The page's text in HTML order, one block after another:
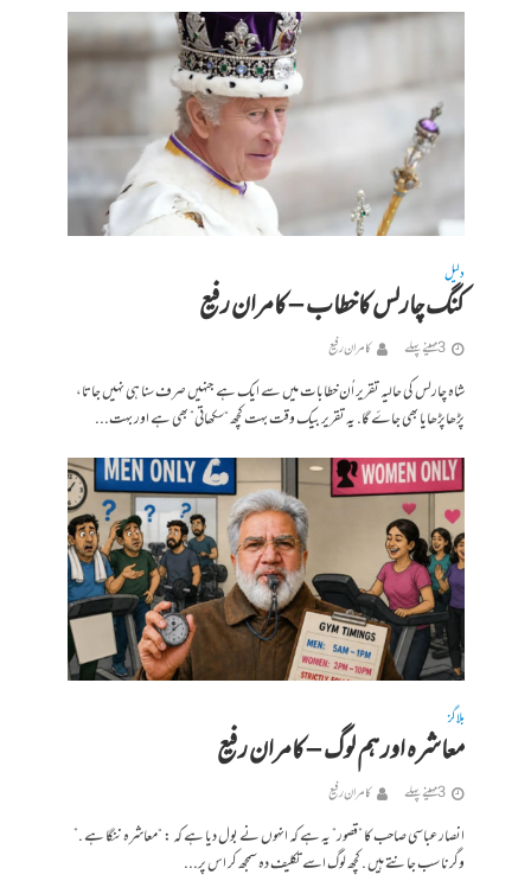
دلیل
کنگ چارلس کاخطاب – کامران رفیع
3 مہینے پہلے کامران رفیع
شاہ چارلس کی حالیہ تقریر اُن خطابات میں سے ایک ہے جنہیں صرف سنا ہی نہیں جاتا،
پڑھاپڑھایا بھی جاۓ گا. یہ تقریر بیک وقت بہت کچھ “سکھاتی” بھی ہے اور بہت...
بلاگز
معاشرہ اور ہم لوگ – کامران رفیع
3 مہینے پہلے کامران رفیع
انصار عباسی صاحب کا ”قصور” یہ ہے کہ انہوں نے بول دیا ہے کہ : “معاشرہ ننگا ہے .”
وگرنا سب جانتے ہیں . کچھ لوگ اسے تکلیف دہ سمجھ کر اس پر...